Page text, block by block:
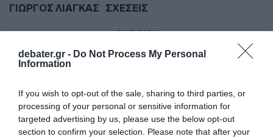
debater.gr - Do Not Process My Personal
Information
If you wish to opt-out of the sale, sharing to third parties, or
processing of your personal or sensitive information for
targeted advertising by us, please use the below opt-out
section to confirm your selection. Please note that after your
ΓΙΩΡΓΟΣ ΛΙΑΓΚΑΣ ΣΧΕΣΕΙΣ
ΔΙΑΦΗΜΙΣΗ